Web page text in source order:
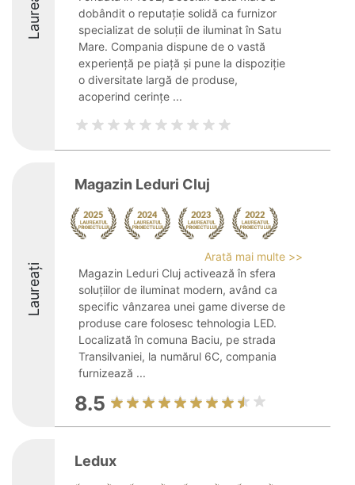
Laureați
dobândit o reputație solidă ca furnizor
specializat de soluții de iluminat în Satu
Mare. Compania dispune de o vastă
experiență pe piață și pune la dispoziție
o diversitate largă de produse,
acoperind cerințe ...
Laureați
Magazin Leduri Cluj
Arată mai multe >>
Magazin Leduri Cluj activează în sfera
soluțiilor de iluminat modern, având ca
specific vânzarea unei game diverse de
produse care folosesc tehnologia LED.
Localizată în comuna Baciu, pe strada
Transilvaniei, la numărul 6C, compania
furnizează ...
8.5
Ledux